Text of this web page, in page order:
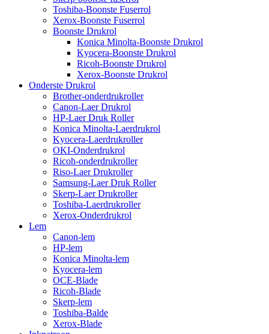
Toshiba-Boonste Fuserrol
Xerox-Boonste Fuserrol
Boonste Drukrol
Konica Minolta-Boonste Drukrol
Kyocera-Boonste Drukrol
Ricoh-Boonste Drukrol
Xerox-Boonste Drukrol
Onderste Drukrol
Brother-onderdrukroller
Canon-Laer Drukrol
HP-Laer Druk Roller
Konica Minolta-Laerdrukrol
Kyocera-Laerdrukroller
OKI-Onderdrukrol
Ricoh-onderdrukroller
Riso-Laer Drukroller
Samsung-Laer Druk Roller
Skerp-Laer Drukroller
Toshiba-Laerdrukroller
Xerox-Onderdrukrol
Lem
Canon-lem
HP-lem
Konica Minolta-lem
Kyocera-lem
OCE-Blade
Ricoh-Blade
Skerp-lem
Toshiba-Balde
Xerox-Blade